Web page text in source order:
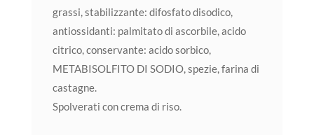
grassi, stabilizzante: difosfato disodico,
antiossidanti: palmitato di ascorbile, acido
citrico, conservante: acido sorbico,
METABISOLFITO DI SODIO, spezie, farina di
castagne.
Spolverati con crema di riso.